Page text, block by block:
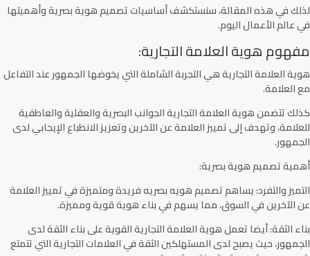
لذلك في هذه المقالة، سنستكشف أساسيات تصميم هوية بصرية وأهميتها
في عالم الأعمال اليوم.
مفهوم هوية العلامة التجارية:
هوية العلامة التجارية هي التجربة الشاملة التي يخوضها الجمهور عند التفاعل
مع العلامة.
كذلك تتضمن هوية العلامة التجارية الجوانب البصرية والعقلية والعاطفية
للعلامة، وتهدف إلى تمييز العلامة عن الآخرين وتعزيز الانطباع الإيجابي لدى
الجمهور.
أهمية تصميم هوية بصرية:
التميز والتفرد:يساهم تصميم هويه بصريه فريدة ومتميزة في تمييز العلامة
عن الآخرين في السوق، مما يسهم في بناء هوية قوية ومميزة.
بناء الثقة:أيضا تعمل هوية العلامة التجارية القوية على بناء الثقة لدى
الجمهور، حيث يصبح لدى المستهلكين الثقة في العلامات التجارية التي تتمتع